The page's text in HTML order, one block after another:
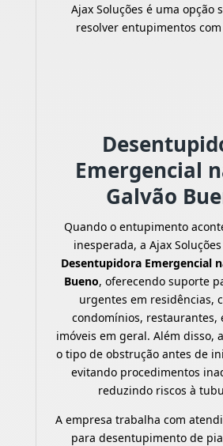
Ajax Soluções é uma opção
resolver entupimentos
Emergencial
Galvão
Quando o entupimento
inesperada, a Ajax
Desentupidora Emergencial
Bueno, oferecendo suporte
urgentes em residências,
condomínios, restaurantes,
imóveis em geral. Além disso,
o tipo de obstrução antes de
evitando procedimentos
reduzindo riscos à
A empresa trabalha com
para desentupimento de